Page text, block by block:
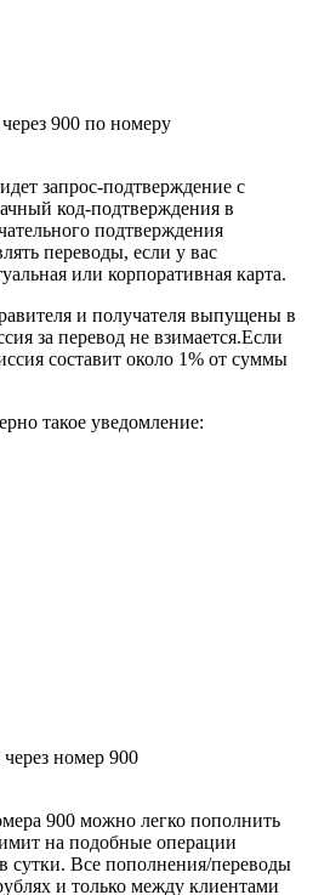
900 по номеру
запрос-подтверждение с
код-подтверждения в
подтверждения
переводы, если у вас
или корпоративная карта.
и получателя выпущены в
за перевод не взимается.Если
составит около 1% от суммы
такое уведомление:
номер 900
900 можно легко пополнить
на подобные операции
сутки. Все пополнения/переводы
и только между клиентами